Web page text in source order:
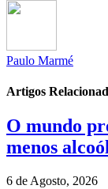
Paulo Marmé
Artigos
O mundo
menos
6 de Agosto, 2026